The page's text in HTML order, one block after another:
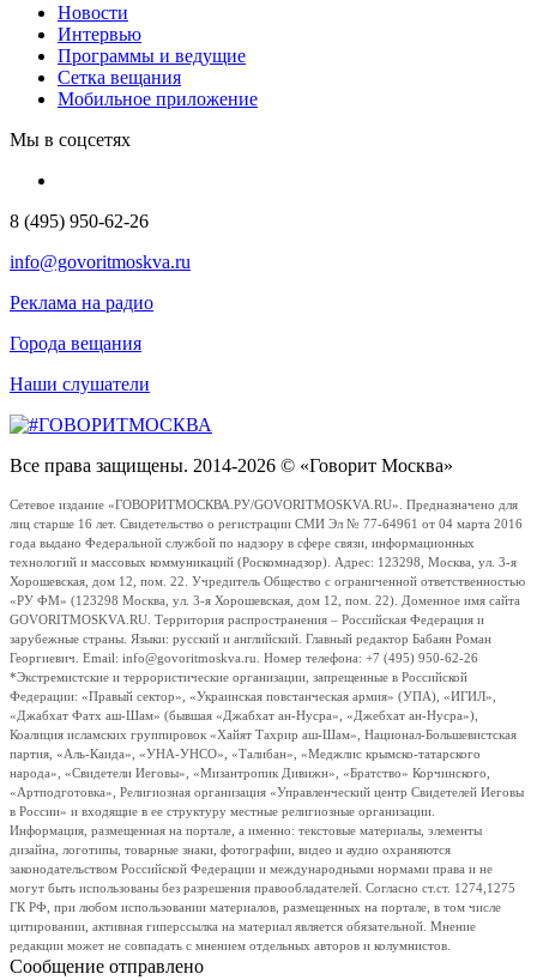
Новости
Интервью
Программы и ведущие
Сетка вещания
Мобильное приложение
Мы в соцсетях
8 (495) 950-62-26
info@govoritmoskva.ru
Реклама на радио
Города вещания
Наши слушатели
Все права защищены. 2014-2026 © «Говорит Москва»
Сетевое издание «ГОВОРИТМОСКВА.РУ/GOVORITMOSKVA.RU». Предназначено для
лиц старше 16 лет. Свидетельство о регистрации СМИ Эл № 77-64961 от 04 марта 2016
года выдано Федеральной службой по надзору в сфере связи, информационных
технологий и массовых коммуникаций (Роскомнадзор). Адрес: 123298, Москва, ул. 3-я
Хорошевская, дом 12, пом. 22. Учредитель Общество с ограниченной ответственностью
«РУ ФМ» (123298 Москва, ул. 3-я Хорошевская, дом 12, пом. 22). Доменное имя сайта
GOVORITMOSKVA.RU. Территория распространения – Российская Федерация и
зарубежные страны. Языки: русский и английский. Главный редактор Бабаян Роман
Георгиевич. Email: info@govoritmoskva.ru. Номер телефона: +7 (495) 950-62-26
*Экстремистские и террористические организации, запрещенные в Российской
Федерации: «Правый сектор», «Украинская повстанческая армия» (УПА), «ИГИЛ»,
«Джабхат Фатх аш-Шам» (бывшая «Джабхат ан-Нусра», «Джебхат ан-Нусра»),
Коалиция исламских группировок «Хайят Тахрир аш-Шам», Национал-Большевистская
партия, «Аль-Каида», «УНА-УНСО», «Талибан», «Меджлис крымско-татарского
народа», «Свидетели Иеговы», «Мизантропик Дивижн», «Братство» Корчинского,
«Артподготовка», Религиозная организация «Управленческий центр Свидетелей Иеговы
в России» и входящие в ее структуру местные религиозные организации.
Информация, размещенная на портале, а именно: текстовые материалы, элементы
дизайна, логотипы, товарные знаки, фотографии, видео и аудио охраняются
законодательством Российской Федерации и международными нормами права и не
могут быть использованы без разрешения правообладателей. Согласно ст.ст. 1274,1275
ГК РФ, при любом использовании материалов, размещенных на портале, в том числе
цитировании, активная гиперссылка на материал является обязательной. Мнение
редакции может не совпадать с мнением отдельных авторов и колумнистов.
Сообщение отправлено